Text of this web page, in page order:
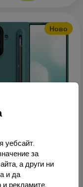
уебсайт.
за
а други ни
и да
рекламите.
Ново
светлозелен
24,90 €
В наличност 4 бр